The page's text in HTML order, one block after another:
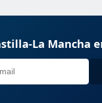
La Mancha